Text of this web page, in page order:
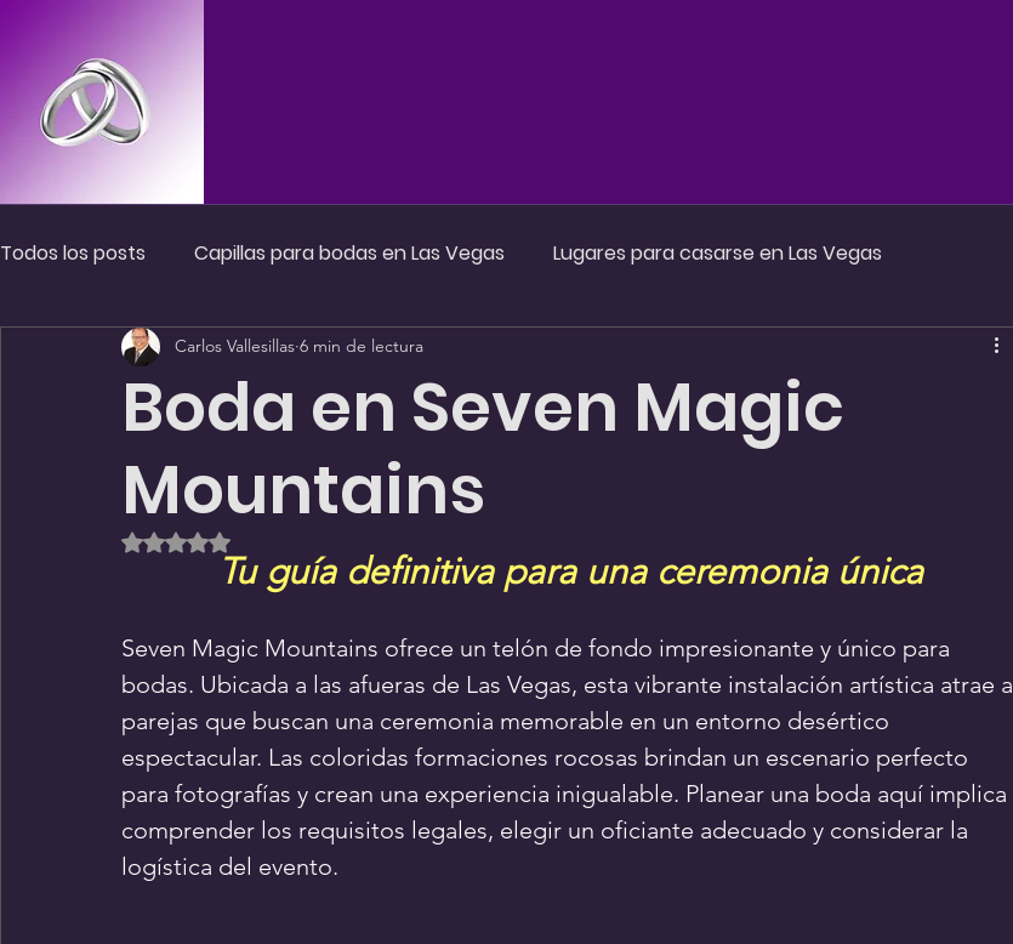
Todos los posts Capillas para bodas en Las Vegas Lugares para casarse en Las Vegas
FAQs Sobre Bodas en Las Vegas Ceremonias en las bodas
Boda en Seven Magic
Mountains
Carlos Vallesillas 6 min de lectura
Obtuvo NaN de 5 estrellas.
Tu guía definitiva para una ceremonia única
Seven Magic Mountains ofrece un telón de fondo impresionante y único para
bodas. Ubicada a las afueras de Las Vegas, esta vibrante instalación artística atrae a
parejas que buscan una ceremonia memorable en un entorno desértico
espectacular. Las coloridas formaciones rocosas brindan un escenario perfecto
para fotografías y crean una experiencia inigualable. Planear una boda aquí implica
comprender los requisitos legales, elegir un oficiante adecuado y considerar la
logística del evento.